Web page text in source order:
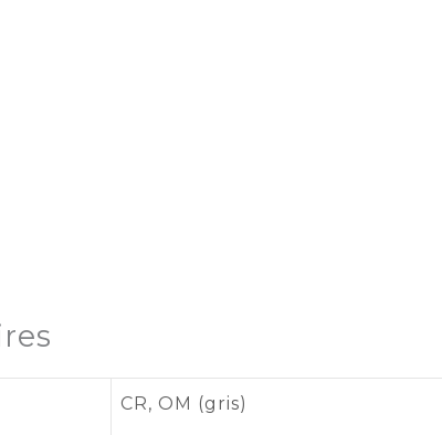
CR, OM (gris)